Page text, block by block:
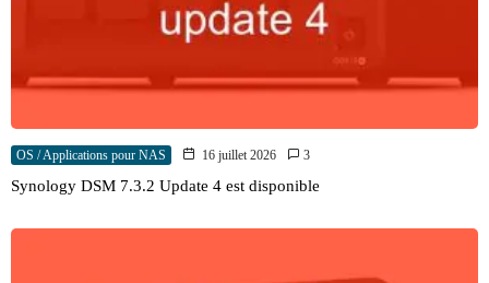
OS / Applications pour NAS 16 juillet 2026 3
Synology DSM 7.3.2 Update 4 est disponible